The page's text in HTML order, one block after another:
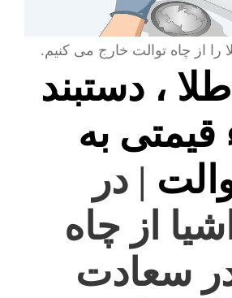
از چاه توالت خارج می کنیم.
، دستبند
قیمتی به
| در
از چاه
سعادت